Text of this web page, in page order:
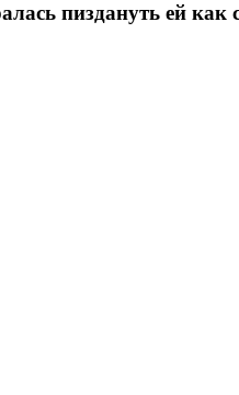
пиздануть ей как